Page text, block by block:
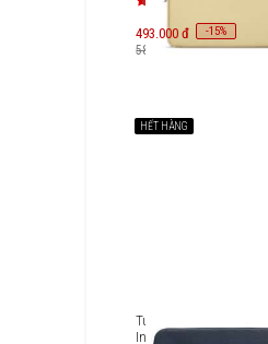
493.000 đ -15%
580.000 đ
HẾT HÀNG
Túi chống sốc Laptop
Incase A.R.C. Sleeve IN-